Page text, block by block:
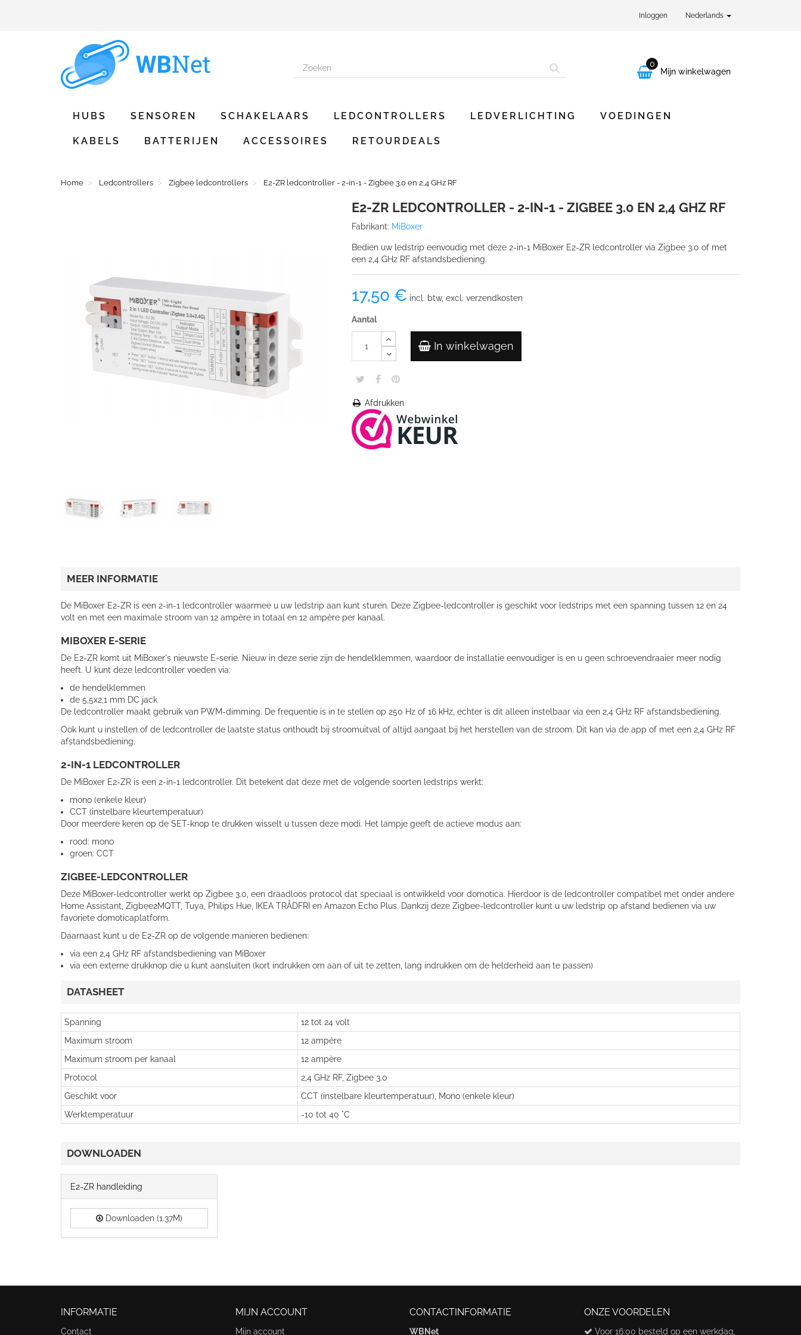
Inloggen Nederlands

0
Mijn winkelwagen
HUBS SENSOREN SCHAKELAARS LEDCONTROLLERS LEDVERLICHTING VOEDINGEN
KABELS BATTERIJEN ACCESSOIRES RETOURDEALS
Home Ledcontrollers Zigbee ledcontrollers E2-ZR ledcontroller - 2-in-1 - Zigbee 3.0 en 2,4 GHz RF
E2-ZR LEDCONTROLLER - 2-IN-1 - ZIGBEE 3.0 EN 2,4 GHZ RF
Fabrikant: MiBoxer
Bedien uw ledstrip eenvoudig met deze 2-in-1 MiBoxer E2-ZR ledcontroller via Zigbee 3.0 of met
een 2,4 GHz RF afstandsbediening.
17,50 € incl. btw, excl. verzendkosten
Aantal
In winkelwagen
Afdrukken
MEER INFORMATIE
De MiBoxer E2-ZR is een 2-in-1 ledcontroller waarmee u uw ledstrip aan kunt sturen. Deze Zigbee-ledcontroller is geschikt voor ledstrips met een spanning tussen 12 en 24
volt en met een maximale stroom van 12 ampère in totaal en 12 ampère per kanaal.
MIBOXER E-SERIE
De E2-ZR komt uit MiBoxer's nieuwste E-serie. Nieuw in deze serie zijn de hendelklemmen, waardoor de installatie eenvoudiger is en u geen schroevendraaier meer nodig
heeft. U kunt deze ledcontroller voeden via:
de hendelklemmen
de 5,5x2,1 mm DC jack
De ledcontroller maakt gebruik van PWM-dimming. De frequentie is in te stellen op 250 Hz of 16 kHz, echter is dit alleen instelbaar via een 2,4 GHz RF afstandsbediening.
Ook kunt u instellen of de ledcontroller de laatste status onthoudt bij stroomuitval of altijd aangaat bij het herstellen van de stroom. Dit kan via de app of met een 2,4 GHz RF
afstandsbediening.
2-IN-1 LEDCONTROLLER
De MiBoxer E2-ZR is een 2-in-1 ledcontroller. Dit betekent dat deze met de volgende soorten ledstrips werkt:
mono (enkele kleur)
CCT (instelbare kleurtemperatuur)
Door meerdere keren op de SET-knop te drukken wisselt u tussen deze modi. Het lampje geeft de actieve modus aan:
rood: mono
groen: CCT
ZIGBEE-LEDCONTROLLER
Deze MiBoxer-ledcontroller werkt op Zigbee 3.0, een draadloos protocol dat speciaal is ontwikkeld voor domotica. Hierdoor is de ledcontroller compatibel met onder andere
Home Assistant, Zigbee2MQTT, Tuya, Philips Hue, IKEA TRÅDFRI en Amazon Echo Plus. Dankzij deze Zigbee-ledcontroller kunt u uw ledstrip op afstand bedienen via uw
favoriete domoticaplatform.
Daarnaast kunt u de E2-ZR op de volgende manieren bedienen:
via een 2,4 GHz RF afstandsbediening van MiBoxer
via een externe drukknop die u kunt aansluiten (kort indrukken om aan of uit te zetten, lang indrukken om de helderheid aan te passen)
DATASHEET
Spanning
12 tot 24 volt
Maximum stroom
12 ampère
Maximum stroom per kanaal
12 ampère
Protocol
2,4 GHz RF, Zigbee 3.0
Geschikt voor
CCT (instelbare kleurtemperatuur), Mono (enkele kleur)
Werktemperatuur
-10 tot 40 °C
DOWNLOADEN
E2-ZR handleiding
Downloaden (1.37M)
INFORMATIE
Contact
MIJN ACCOUNT
Mijn account
CONTACTINFORMATIE
WBNet
ONZE VOORDELEN
Voor 16:00 besteld op een werkdag,